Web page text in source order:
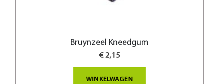
Bruynzeel Kneedgum
€ 2,15
WINKELWAGEN